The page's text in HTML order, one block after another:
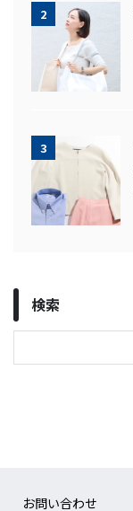
2
3
検索
お問い合わせ